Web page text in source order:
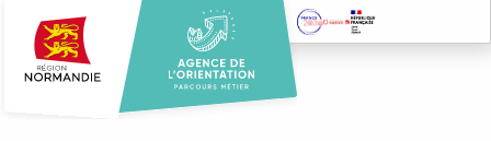
contenu